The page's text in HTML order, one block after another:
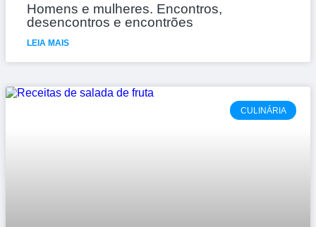
Homens e mulheres. Encontros,
desencontros e encontrões
LEIA MAIS
CULINÁRIA